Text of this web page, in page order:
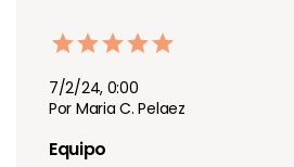
7/2/24, 0:00
Por Maria C. Pelaez
Equipo